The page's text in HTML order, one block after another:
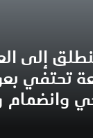
إلى
تحتفي